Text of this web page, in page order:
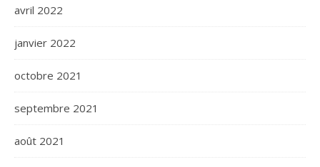
avril 2022
janvier 2022
octobre 2021
septembre 2021
août 2021